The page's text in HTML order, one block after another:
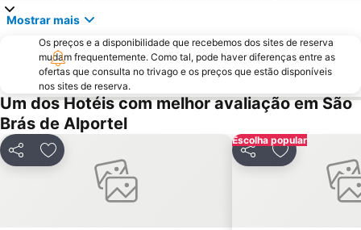
de Armação de Pera
De Vilamoura
Olhos de Água
Estádio Algarve
Inatel Beach
Marina de Albufeira
AlgarveShopping
Praia da Ilha do Farol
Praia Verde
Aqualand Algarve
Areias de São João
Mostrar mais
Os preços e a disponibilidade que recebemos dos sites de reserva
mudam frequentemente. Como tal, pode haver diferenças entre as
ofertas que consulta no trivago e os preços que estão disponíveis
nos sites de reserva.
Um dos Hotéis com melhor avaliação em São
Brás de Alportel
PartilharAdicionar aos favoritos
Escolha popular
PartilharAdicionar